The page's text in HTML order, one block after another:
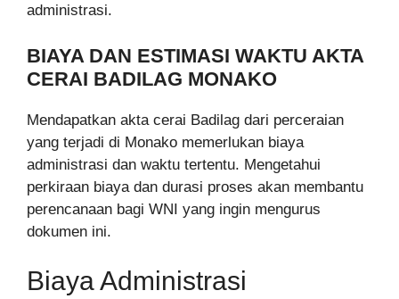
administrasi.
BIAYA DAN ESTIMASI WAKTU AKTA
CERAI BADILAG MONAKO
Mendapatkan akta cerai Badilag dari perceraian
yang terjadi di Monako memerlukan biaya
administrasi dan waktu tertentu. Mengetahui
perkiraan biaya dan durasi proses akan membantu
perencanaan bagi WNI yang ingin mengurus
dokumen ini.
Biaya Administrasi